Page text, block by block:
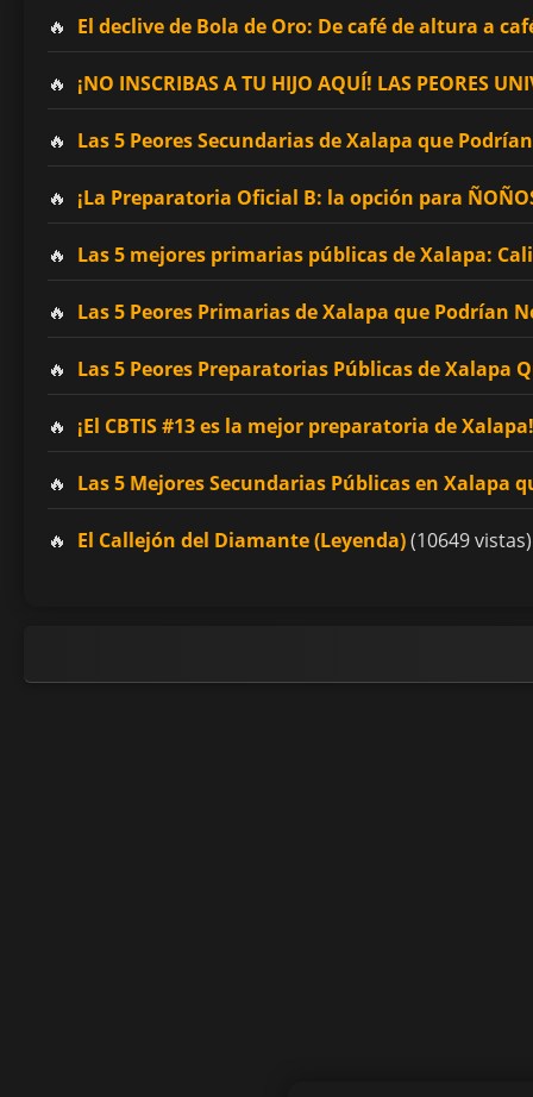
El declive de Bola de Oro: De café de altura a
¡NO INSCRIBAS A TU HIJO AQUÍ! LAS PEORES
Las 5 Peores Secundarias de Xalapa que
¡La Preparatoria Oficial B: la opción para
Las 5 mejores primarias públicas de Xalapa:
Las 5 Peores Primarias de Xalapa que Podrían
Las 5 Peores Preparatorias Públicas de Xalapa
¡El CBTIS #13 es la mejor preparatoria de Xalapa!
Las 5 Mejores Secundarias Públicas en Xalapa
El Callejón del Diamante (Leyenda)(10649 vistas)